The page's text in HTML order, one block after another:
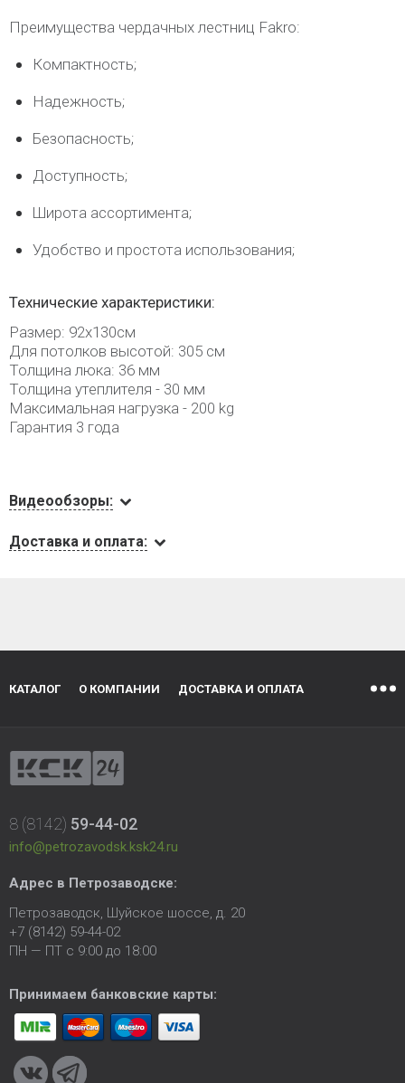
Преимущества чердачных лестниц Fakro:
Компактность;
Надежность;
Безопасность;
Доступность;
Широта ассортимента;
Удобство и простота использования;
Технические характеристики:
Размер: 92х130cм
Для потолков высотой: 305 см
Толщина люка: 36 мм
Толщина утеплителя - 30 мм
Максимальная нагрузка - 200 kg
Гарантия 3 года
Видеообзоры:
Доставка и оплата:
КАТАЛОГ О КОМПАНИИ ДОСТАВКА И ОПЛАТА
8 (8142) 59-44-02
info@petrozavodsk.ksk24.ru
Адрес в Петрозаводске:
Петрозаводск, Шуйское шоссе, д. 20
+7 (8142) 59-44-02
ПН — ПТ с 9:00 до 18:00
Принимаем банковские карты: